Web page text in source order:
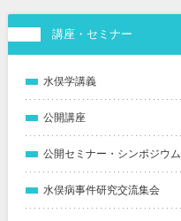
講座・セミナー
水俣学講義
公開講座
公開セミナー・シンポジウム
水俣病事件研究交流集会